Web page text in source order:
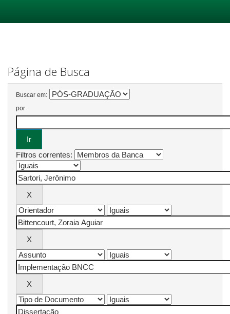
Página de Busca
Buscar em:
por
Filtros correntes: